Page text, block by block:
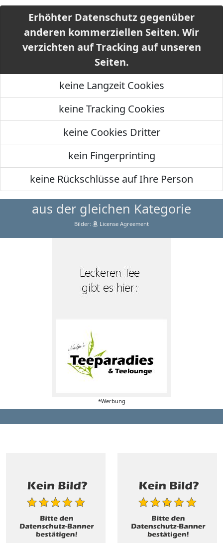
Erhöhter Datenschutz gegenüber
anderen kommerziellen Seiten. Wir
verzichten auf Tracking auf unseren
Seiten.
keine Langzeit Cookies
keine Tracking Cookies
keine Cookies Dritter
kein Fingerprinting
keine Rückschlüsse auf Ihre Person
aus der gleichen Kategorie
Bilder: License Agreement
*Werbung